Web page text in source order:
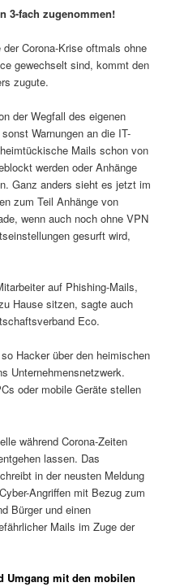
3-fach zugenommen!
Corona-Krise oftmals ohne
gewechselt sind, kommt den
zugute.
der Wegfall des eigenen
Warnungen an die IT-
Mails schon von
werden oder Anhänge
Ganz anders sieht es jetzt im
zum Teil Anhänge von
wenn auch noch ohne VPN
gesurft wird,
auf Phishing-Mails,
Hause sitzen, sagte auch
Eco.
Hacker über den heimischen
Unternehmensnetzwerk.
oder mobile Geräte stellen
während Corona-Zeiten
lassen. Das
in der neusten Meldung
Angriffen mit Bezug zum
Bürger und einen
Mails im Zuge der
Umgang mit den mobilen